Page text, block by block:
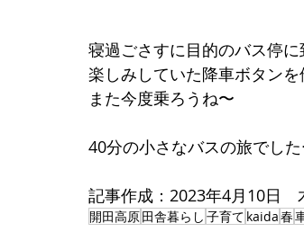
寝過ごさすに目的のバス停
楽しみしていた降車ボタン
また今度乗ろうね〜
40分の小さなバスの旅でし
記事作成：2023年4月10日　
開田高原田舎暮らし 子育て kaida春